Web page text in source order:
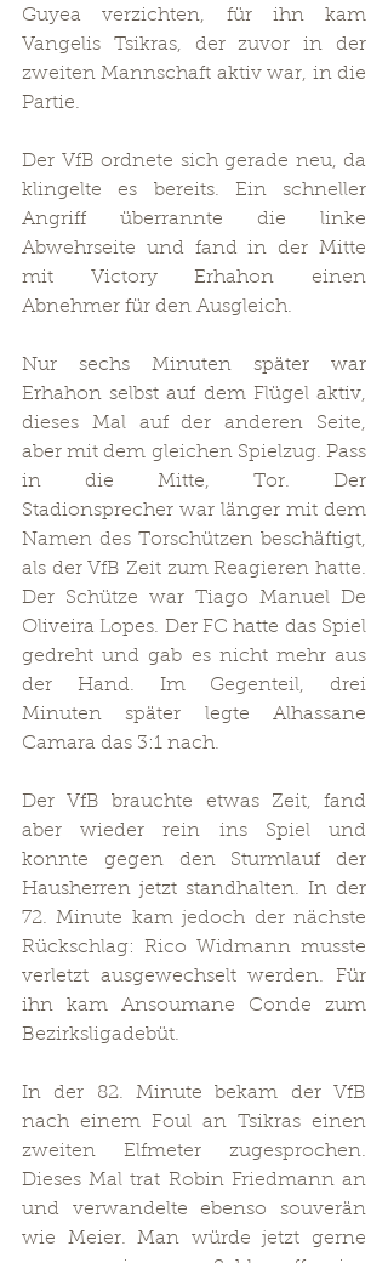
Guyea verzichten, für ihn kam
Vangelis Tsikras, der zuvor in der
zweiten Mannschaft aktiv war, in die
Partie.
Der VfB ordnete sich gerade neu, da
klingelte es bereits. Ein schneller
Angriff überrannte die linke
Abwehrseite und fand in der Mitte
mit Victory Erhahon einen
Abnehmer für den Ausgleich.
Nur sechs Minuten später war
Erhahon selbst auf dem Flügel aktiv,
dieses Mal auf der anderen Seite,
aber mit dem gleichen Spielzug. Pass
in die Mitte, Tor. Der
Stadionsprecher war länger mit dem
Namen des Torschützen beschäftigt,
als der VfB Zeit zum Reagieren hatte.
Der Schütze war Tiago Manuel De
Oliveira Lopes. Der FC hatte das Spiel
gedreht und gab es nicht mehr aus
der Hand. Im Gegenteil, drei
Minuten später legte Alhassane
Camara das 3:1 nach.
Der VfB brauchte etwas Zeit, fand
aber wieder rein ins Spiel und
konnte gegen den Sturmlauf der
Hausherren jetzt standhalten. In der
72. Minute kam jedoch der nächste
Rückschlag: Rico Widmann musste
verletzt ausgewechselt werden. Für
ihn kam Ansoumane Conde zum
Bezirksligadebüt.
In der 82. Minute bekam der VfB
nach einem Foul an Tsikras einen
zweiten Elfmeter zugesprochen.
Dieses Mal trat Robin Friedmann an
und verwandelte ebenso souverän
wie Meier. Man würde jetzt gerne